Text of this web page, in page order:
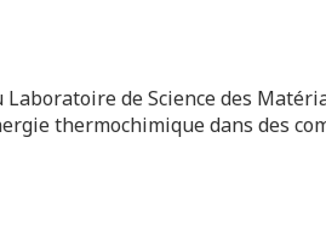
Laboratoire de Science des
thermochimique dans des